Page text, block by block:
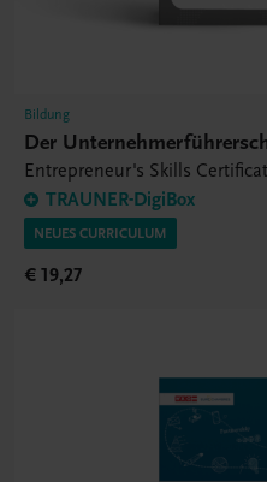
Bildung
Der
Entrepreneur's Skills
TRAUNER-DigiBox
NEUES CURRICULUM
€ 19,27